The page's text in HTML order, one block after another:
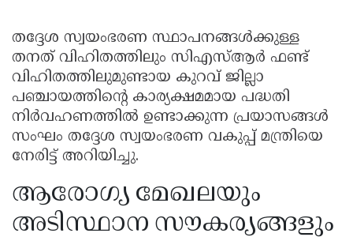
തദ്ദേശ സ്വയംഭരണ സ്ഥാപനങ്ങൾക്കുള്ള
തനത് വിഹിതത്തിലും സിഎസ്ആർ ഫണ്ട്
വിഹിതത്തിലുമുണ്ടായ കുറവ് ജില്ലാ
പഞ്ചായത്തിൻ്റെ കാര്യക്ഷമമായ പദ്ധതി
നിർവഹണത്തിൽ ഉണ്ടാക്കുന്ന പ്രയാസങ്ങൾ
സംഘം തദ്ദേശ സ്വയംഭരണ വകുപ്പ് മന്ത്രിയെ
നേരിട്ട് അറിയിച്ചു.
ആരോഗ്യ മേഖലയും
അടിസ്ഥാന സൗകര്യങ്ങളും